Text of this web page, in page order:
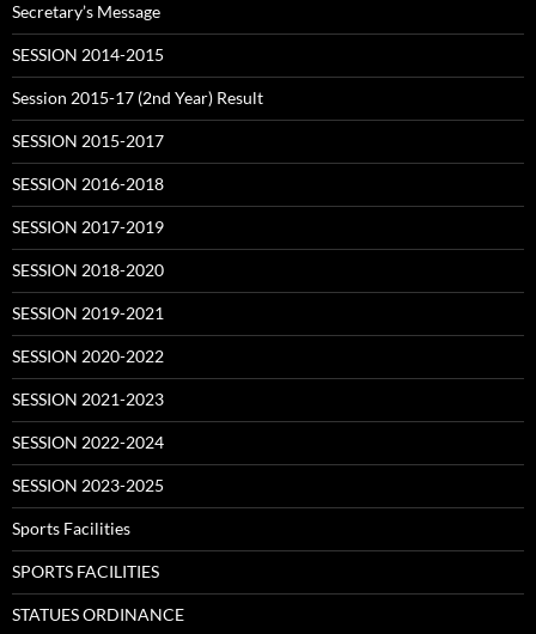
Secretary’s Message
SESSION 2014-2015
Session 2015-17 (2nd Year) Result
SESSION 2015-2017
SESSION 2016-2018
SESSION 2017-2019
SESSION 2018-2020
SESSION 2019-2021
SESSION 2020-2022
SESSION 2021-2023
SESSION 2022-2024
SESSION 2023-2025
Sports Facilities
SPORTS FACILITIES
STATUES ORDINANCE